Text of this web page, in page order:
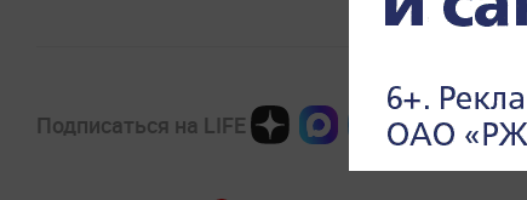
Подписаться на LIFE